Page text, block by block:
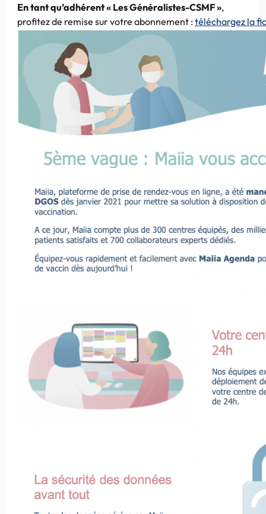
En tant qu’adhérent « Les Généralistes-CSMF »,
profitez de remise sur votre abonnement :téléchargez la